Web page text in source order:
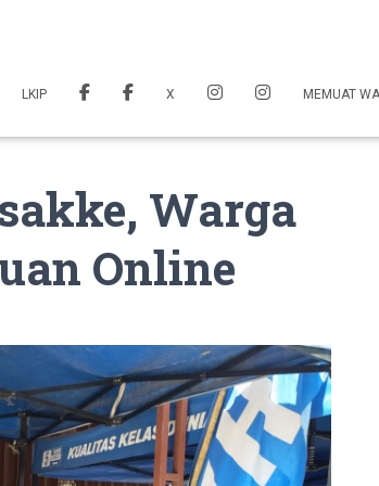
LKIP X MEMUAT
Warga
Online